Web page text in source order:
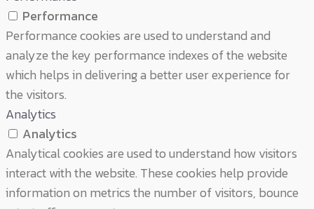
Performance
Performance cookies are used to understand and
analyze the key performance indexes of the website
which helps in delivering a better user experience for
the visitors.
Analytics
Analytics
Analytical cookies are used to understand how visitors
interact with the website. These cookies help provide
information on metrics the number of visitors, bounce